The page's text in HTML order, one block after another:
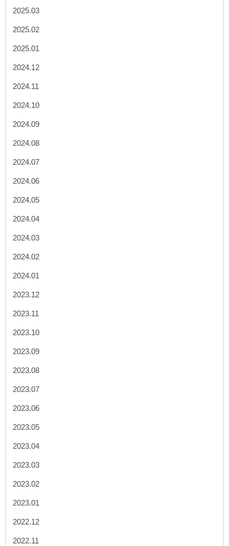
2025.03
2025.02
2025.01
2024.12
2024.11
2024.10
2024.09
2024.08
2024.07
2024.06
2024.05
2024.04
2024.03
2024.02
2024.01
2023.12
2023.11
2023.10
2023.09
2023.08
2023.07
2023.06
2023.05
2023.04
2023.03
2023.02
2023.01
2022.12
2022.11